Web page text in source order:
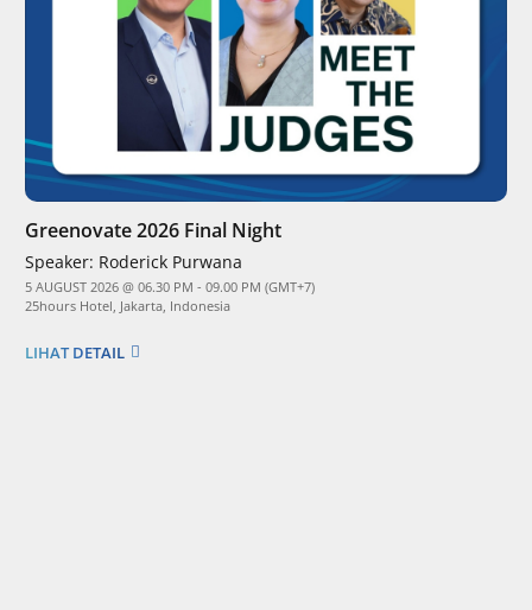
Greenovate 2026 Final Night
Speaker: Roderick Purwana
5 AUGUST 2026 @ 06.30 PM - 09.00 PM (GMT+7)
25hours Hotel, Jakarta, Indonesia
LIHAT DETAIL